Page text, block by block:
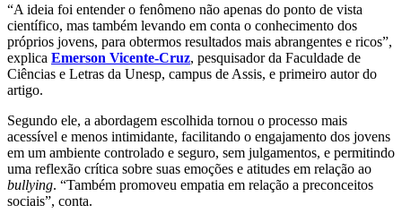
“A ideia foi entender o fenômeno não apenas do ponto de vista
científico, mas também levando em conta o conhecimento dos
próprios jovens, para obtermos resultados mais abrangentes e ricos”,
explica Emerson Vicente-Cruz, pesquisador da Faculdade de
Ciências e Letras da Unesp, campus de Assis, e primeiro autor do
artigo.
Segundo ele, a abordagem escolhida tornou o processo mais
acessível e menos intimidante, facilitando o engajamento dos jovens
em um ambiente controlado e seguro, sem julgamentos, e permitindo
uma reflexão crítica sobre suas emoções e atitudes em relação ao
bullying. “Também promoveu empatia em relação a preconceitos
sociais”, conta.